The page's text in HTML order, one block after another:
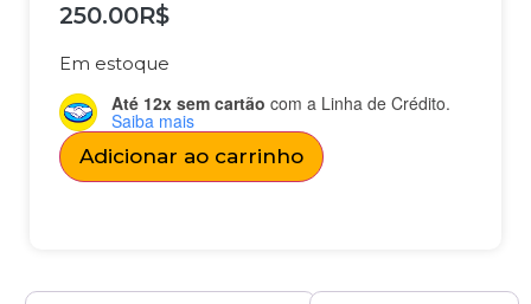
250.00R$
Em estoque
Até 12x sem cartão com a Linha de Crédito.
Saiba mais
Adicionar ao carrinho